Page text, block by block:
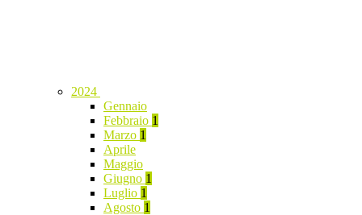
2024
Gennaio
Febbraio 1
Marzo 1
Aprile
Maggio
Giugno 1
Luglio 1
Agosto 1